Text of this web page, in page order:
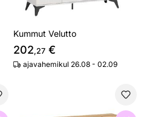
Kummut Velutto
202,27 €
ajavahemikul 26.08 - 02.09